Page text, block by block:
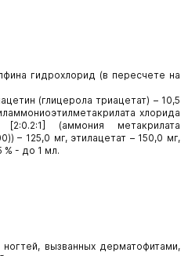
гидрохлорид (в пересчете на
(глицерола триацетат) – 10,5
хлорида
(аммония метакрилата
– 125,0 мг, этилацетат – 150,0 мг,
% - до 1 мл.
вызванных дерматофитами,